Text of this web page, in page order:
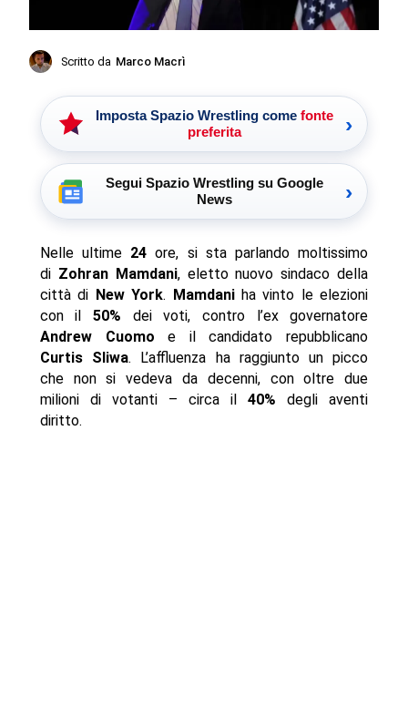
Scritto da Marco Macrì
Imposta Spazio Wrestling come fonte
preferita
›
Segui Spazio Wrestling su Google
News
›
Nelle ultime 24 ore, si sta parlando moltissimo
diZohran Mamdani, eletto nuovo sindaco della
città di New York. Mamdaniha vinto le elezioni
con il50% dei voti, contro l’ex governatore
Andrew Cuomo e il candidato repubblicano
Curtis Sliwa. L’affluenza ha raggiunto un picco
che non si vedeva da decenni, con oltre due
milioni di votanti – circa il40% degli aventi
diritto.